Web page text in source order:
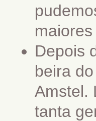
Depois
beira
Amstel.
tanta